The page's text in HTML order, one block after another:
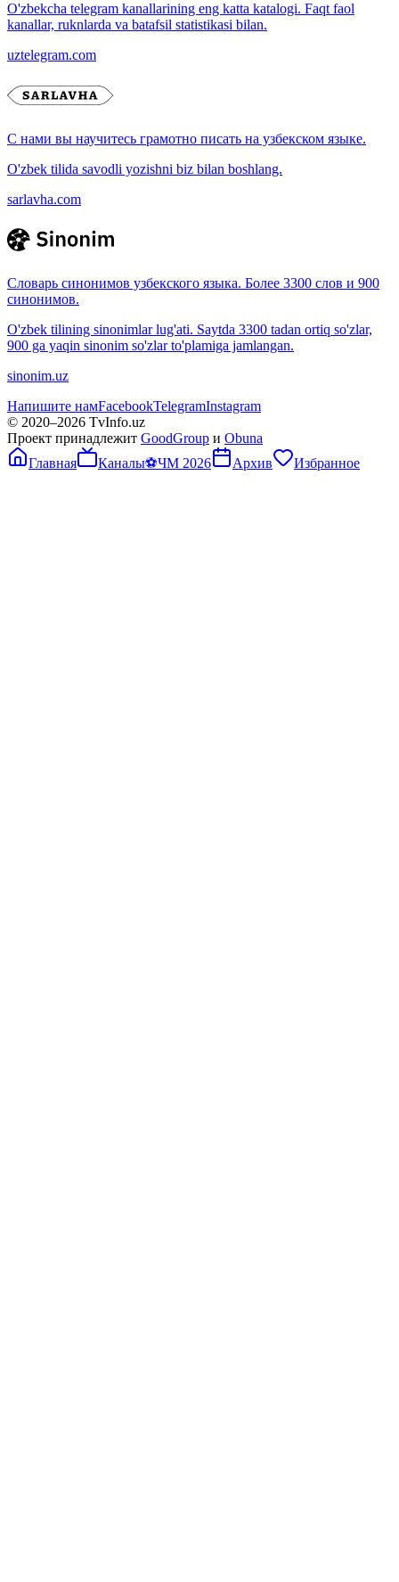
O'zbekcha telegram kanallarining eng katta katalogi. Faqt faol
kanallar, ruknlarda va batafsil statistikasi bilan.
uztelegram.com
С нами вы научитесь грамотно писать на узбекском языке.
O'zbek tilida savodli yozishni biz bilan boshlang.
sarlavha.com
Словарь синонимов узбекского языка. Более 3300 слов и 900
синонимов.
O'zbek tilining sinonimlar lug'ati. Saytda 3300 tadan ortiq so'zlar,
900 ga yaqin sinonim so'zlar to'plamiga jamlangan.
sinonim.uz
Напишите намFacebookTelegramInstagram
© 2020–2026 TvInfo.uz
Проект принадлежит GoodGroup и Obuna
Главная
Каналы⚽ЧМ 2026 Архив Избранное